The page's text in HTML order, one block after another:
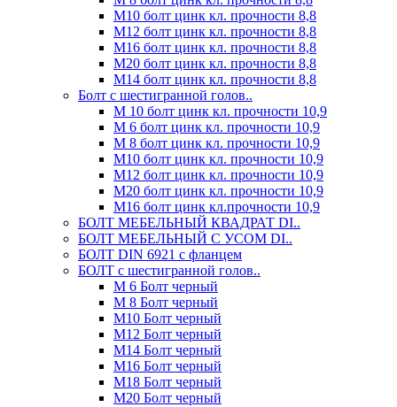
М10 болт цинк кл. прочности 8,8
М12 болт цинк кл. прочности 8,8
М16 болт цинк кл. прочности 8,8
М20 болт цинк кл. прочности 8,8
М14 болт цинк кл. прочности 8,8
Болт с шестигранной голов..
М 10 болт цинк кл. прочности 10,9
М 6 болт цинк кл. прочности 10,9
М 8 болт цинк кл. прочности 10,9
М10 болт цинк кл. прочности 10,9
М12 болт цинк кл. прочности 10,9
М20 болт цинк кл. прочности 10,9
М16 болт цинк кл.прочности 10,9
БОЛТ МЕБЕЛЬНЫЙ КВАДРАТ DI..
БОЛТ МЕБЕЛЬНЫЙ С УСОМ DI..
БОЛТ DIN 6921 c фланцем
БОЛТ с шестигранной голов..
М 6 Болт черный
М 8 Болт черный
М10 Болт черный
М12 Болт черный
М14 Болт черный
М16 Болт черный
М18 Болт черный
М20 Болт черный